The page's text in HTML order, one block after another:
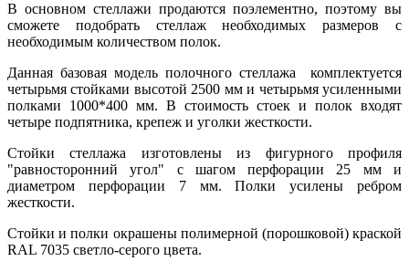
В основном стеллажи продаются поэлементно, поэтому вы
сможете подобрать стеллаж необходимых размеров с
необходимым количеством полок.
Данная базовая модель полочного стеллажа комплектуется
четырьмя стойками высотой 2500 мм и четырьмя усиленными
полками 1000*400 мм. В стоимость стоек и полок входят
четыре подпятника, крепеж и уголки жесткости.
Стойки стеллажа изготовлены из фигурного профиля
"равносторонний угол" с шагом перфорации 25 мм и
диаметром перфорации 7 мм. Полки усилены ребром
жесткости.
Стойки и полки окрашены полимерной (порошковой) краской
RAL 7035 светло-серого цвета.